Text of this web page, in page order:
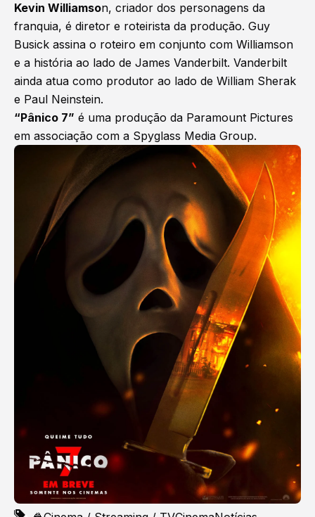
Kevin Williamson, criador dos personagens da
franquia, é diretor e roteirista da produção. Guy
Busick assina o roteiro em conjunto com Williamson
e a história ao lado de James Vanderbilt. Vanderbilt
ainda atua como produtor ao lado de William Sherak
e Paul Neinstein.
“Pânico 7” é uma produção da Paramount Pictures
em associação com a Spyglass Media Group.